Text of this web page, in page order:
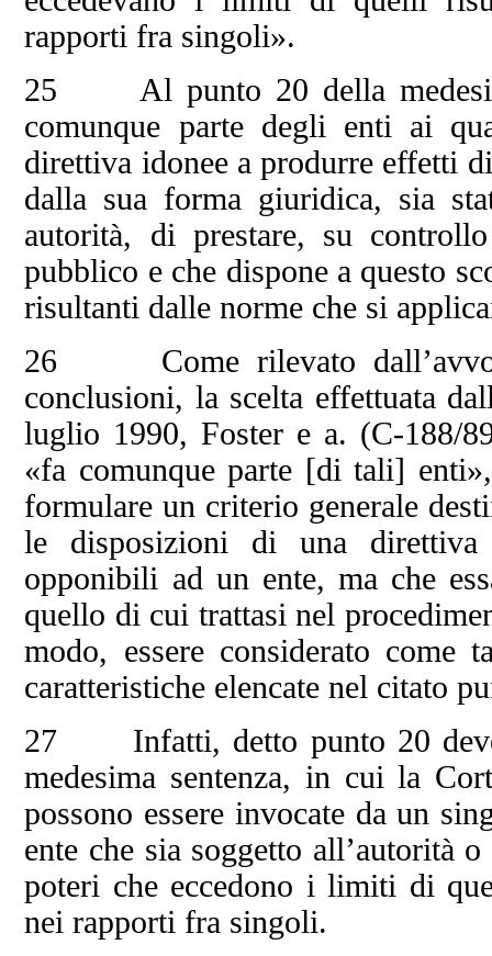
rapporti fra singoli».
25 Al punto 20 della
comunque parte degli enti ai
direttiva idonee a produrre effetti
dalla sua forma giuridica, sia
autorità, di prestare, su
pubblico e che dispone a questo
risultanti dalle norme che si
26 Come rilevato
conclusioni, la scelta effettuata
luglio 1990, Foster e a. (C‑188/
«fa comunque parte [di tali]
formulare un criterio generale
le disposizioni di una
opponibili ad un ente, ma che
quello di cui trattasi nel
modo, essere considerato come
caratteristiche elencate nel citato
27 Infatti, detto punto 20 deve
medesima sentenza, in cui la
possono essere invocate da un
ente che sia soggetto all’autorità
poteri che eccedono i limiti di
nei rapporti fra singoli.